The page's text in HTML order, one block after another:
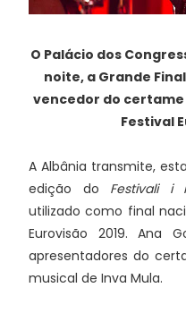
O Palácio dos
noite, a Grande
vencedor do
Festival
A Albânia transmite,
edição do Festivali i
utilizado como final
Eurovisão 2019. Ana
apresentadores do
musical de Inva Mula.